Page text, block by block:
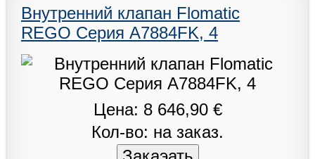
Внутренний клапан Flomatic
REGO Серия A7884FK, 4
Цена: 8 646,90 €
Кол-во: на заказ.